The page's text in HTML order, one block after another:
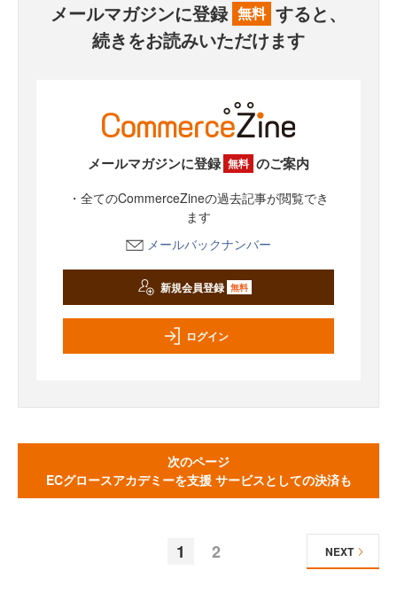
メールマガジンに登録 無料 すると、
続きをお読みいただけます
メールマガジンに登録 無料 のご案内
・全てのCommerceZineの過去記事が閲覧でき
ます
メールバックナンバー
新規会員登録 無料
ログイン
次のページ
ECグロースアカデミーを支援 サービスとしての決済も
1 2 NEXT